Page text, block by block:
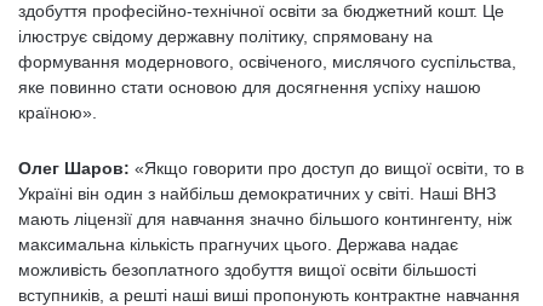
здобуття професійно-технічної освіти за бюджетний кошт. Це
ілюструє свідому державну політику, спрямовану на
формування модернового, освіченого, мислячого суспільства,
яке повинно стати основою для досягнення успіху нашою
країною».
Олег Шаров: «Якщо говорити про доступ до вищої освіти, то в
Україні він один з найбільш демократичних у світі. Наші ВНЗ
мають ліцензії для навчання значно більшого контингенту, ніж
максимальна кількість прагнучих цього. Держава надає
можливість безоплатного здобуття вищої освіти більшості
вступників, а решті наші виші пропонують контрактне навчання